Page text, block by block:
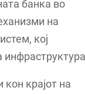
банка во
на
кој
крајот на